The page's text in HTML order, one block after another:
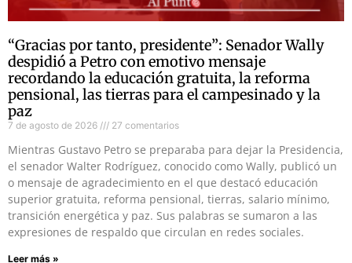
“Gracias por tanto, presidente”: Senador Wally
despidió a Petro con emotivo mensaje
recordando la educación gratuita, la reforma
pensional, las tierras para el campesinado y la
paz
7 de agosto de 2026 27 comentarios
Mientras Gustavo Petro se preparaba para dejar la Presidencia,
el senador Walter Rodríguez, conocido como Wally, publicó un
o mensaje de agradecimiento en el que destacó educación
superior gratuita, reforma pensional, tierras, salario mínimo,
transición energética y paz. Sus palabras se sumaron a las
expresiones de respaldo que circulan en redes sociales.
Leer más »